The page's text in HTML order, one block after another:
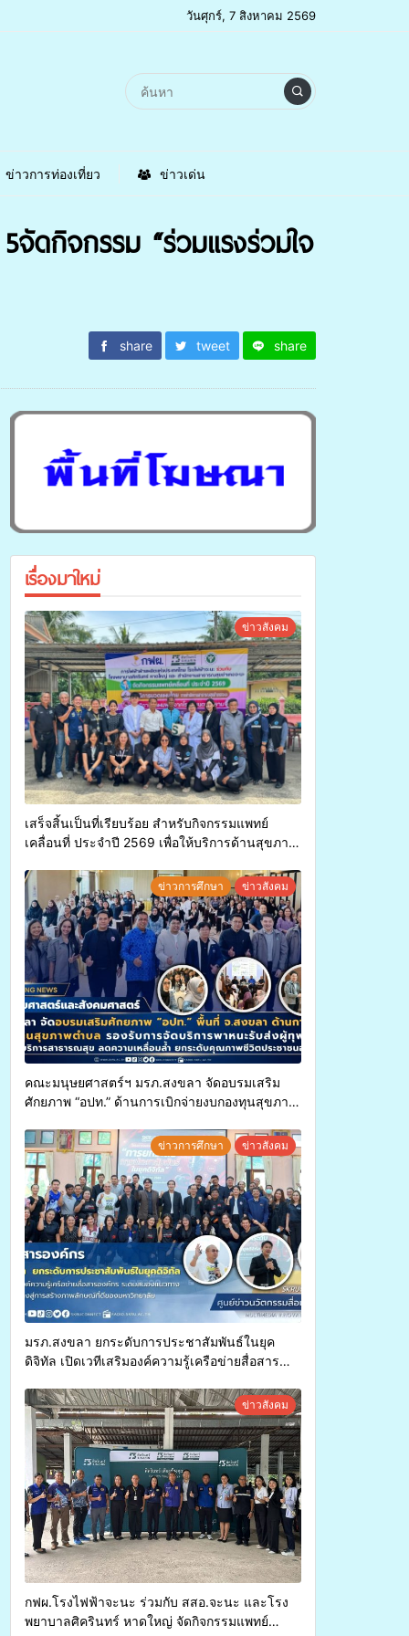
วันศุกร์, 7 สิงหาคม 2569
ข่าวการท่องเที่ยว ข่าวเด่น
กิจกรรม “ร่วมแรงร่วมใจ
share tweet share
เรื่องมาใหม่
ข่าวสังคม
เสร็จสิ้นเป็นที่เรียบร้อย สำหรับกิจกรรมแพทย์
เคลื่อนที่ ประจำปี 2569 เพื่อให้บริการด้านสุขภาพ
ข่าวการศึกษา ข่าวสังคม
คณะมนุษยศาสตร์ฯ มรภ.สงขลา จัดอบรมเสริม
ศักยภาพ “อปท.” ด้านการเบิกจ่ายงบกองทุนสุขภาพ
ทุพพลภาพเพื่อเข้ารับบริการสาธารณสุข ลดความ
เหลื่อมล้ำ ยกระดับคุณภาพชีวิตประชาชนอย่าง
ยั่งยืน
ข่าวการศึกษา ข่าวสังคม
มรภ.สงขลา ยกระดับการประชาสัมพันธ์ในยุค
ดิจิทัล เปิดเวทีเสริมองค์ความรู้เครือข่ายสื่อสาร
การสร้างภาพลักษณ์ที่ดีของมหาวิทยาลัยข่าวสังคม
กฟผ.โรงไฟฟ้าจะนะ ร่วมกับ สสอ.จะนะ และโรง
พยาบาลศิครินทร์ หาดใหญ่ จัดกิจกรรมแพทย์